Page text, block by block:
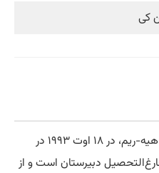
کی
جونگ اون-جی با نام اصلی جونگ هیه-ریم، در ۱۸ اوت ۱۹۹۳ در
دبیرستان است و از